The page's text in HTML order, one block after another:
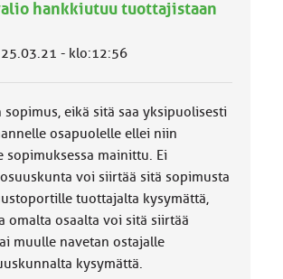
hankkiutuu tuottajistaan
25.03.21 - klo:12:56
sopimus, eikä sitä saa yksipuolisesti
osapuolelle ellei niin
sopimuksessa mainittu. Ei
voi siirtää sitä sopimusta
tuottajalta kysymättä,
omalta osaalta voi sitä siirtää
muulle navetan ostajalle
kysymättä.